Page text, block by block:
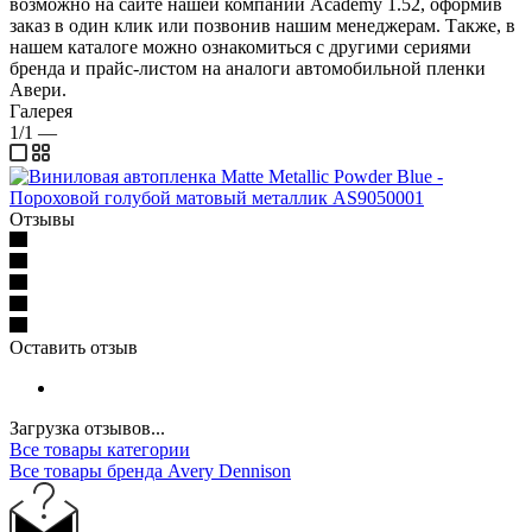
заказ в один клик или позвонив нашим менеджерам. Также, в
нашем каталоге можно ознакомиться с другими сериями
бренда и прайс-листом на аналоги автомобильной пленки
Авери.
Галерея
1/1 —
Отзывы
Оставить отзыв
Загрузка отзывов...
Все товары категории
Все товары бренда Avery Dennison